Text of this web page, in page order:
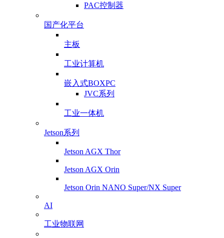
PAC控制器
国产化平台
主板
工业计算机
嵌入式BOXPC
JVC系列
工业一体机
Jetson系列
Jetson AGX Thor
Jetson AGX Orin
Jetson Orin NANO Super/NX Super
AI
工业物联网